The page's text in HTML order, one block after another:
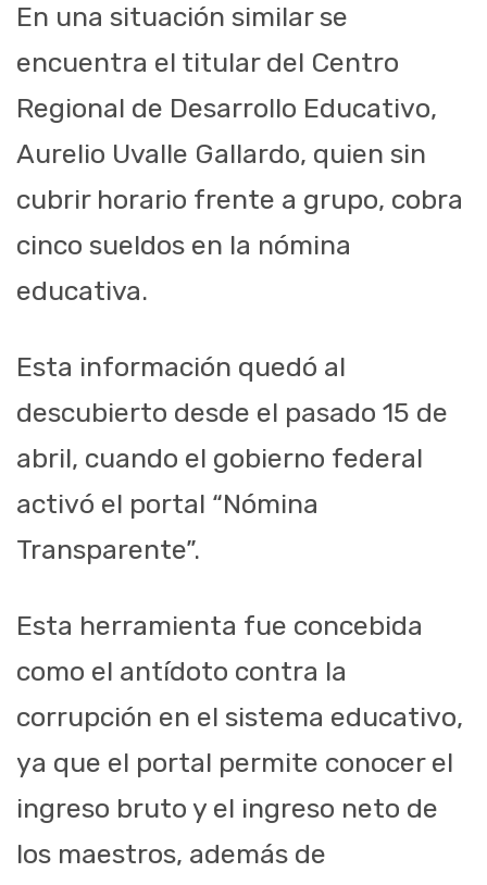
En una situación similar se
encuentra el titular del Centro
Regional de Desarrollo Educativo,
Aurelio Uvalle Gallardo, quien sin
cubrir horario frente a grupo, cobra
cinco sueldos en la nómina
educativa.
Esta información quedó al
descubierto desde el pasado 15 de
abril, cuando el gobierno federal
activó el portal “Nómina
Transparente”.
Esta herramienta fue concebida
como el antídoto contra la
corrupción en el sistema educativo,
ya que el portal permite conocer el
ingreso bruto y el ingreso neto de
los maestros, además de